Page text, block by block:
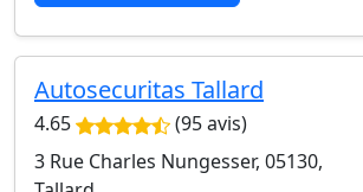
Autosecuritas Tallard
4.65
(95 avis)
3 Rue Charles Nungesser, 05130,